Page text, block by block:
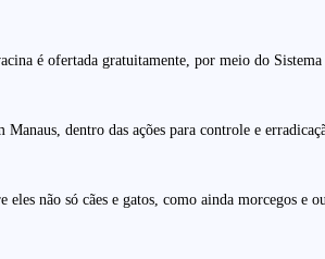
é ofertada gratuitamente, por meio do
dentro das ações para controle e
não só cães e gatos, como ainda morcegos e